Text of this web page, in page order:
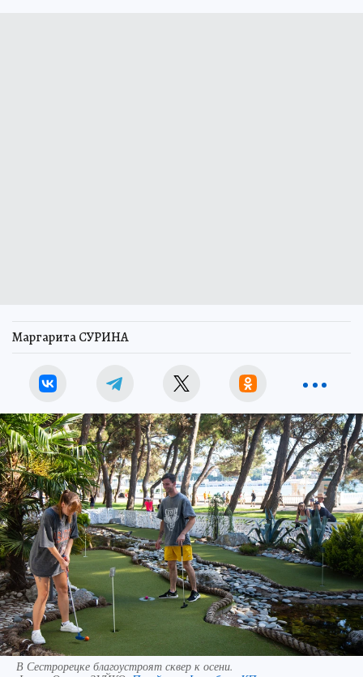
Маргарита СУРИНА
В Сестрорецке благоустроят сквер к осени.